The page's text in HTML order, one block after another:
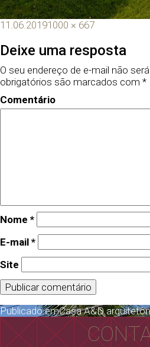
11.06.20191000 × 667
Deixe uma resposta
O seu endereço de e-mail não
obrigatórios são marcados com *
Comentário
Nome *
E-mail *
Site
Publicado emCasa A&D